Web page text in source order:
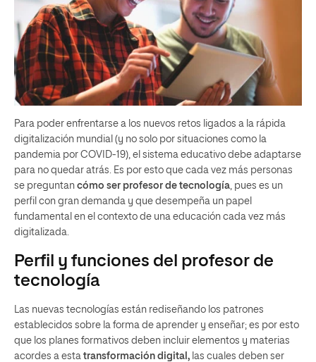
Para poder enfrentarse a los nuevos retos ligados a la rápida
digitalización mundial (y no solo por situaciones como la
pandemia por COVID-19), el sistema educativo debe adaptarse
para no quedar atrás. Es por esto que cada vez más personas
se preguntan cómo ser profesor de tecnología , pues es un
perfil con gran demanda y que desempeña un papel
fundamental en el contexto de una educación cada vez más
digitalizada.
Perfil y funciones del profesor de
tecnología
Las nuevas tecnologías están rediseñando los patrones
establecidos sobre la forma de aprender y enseñar; es por esto
que los planes formativos deben incluir elementos y materias
acordes a esta transformación digital, las cuales deben ser